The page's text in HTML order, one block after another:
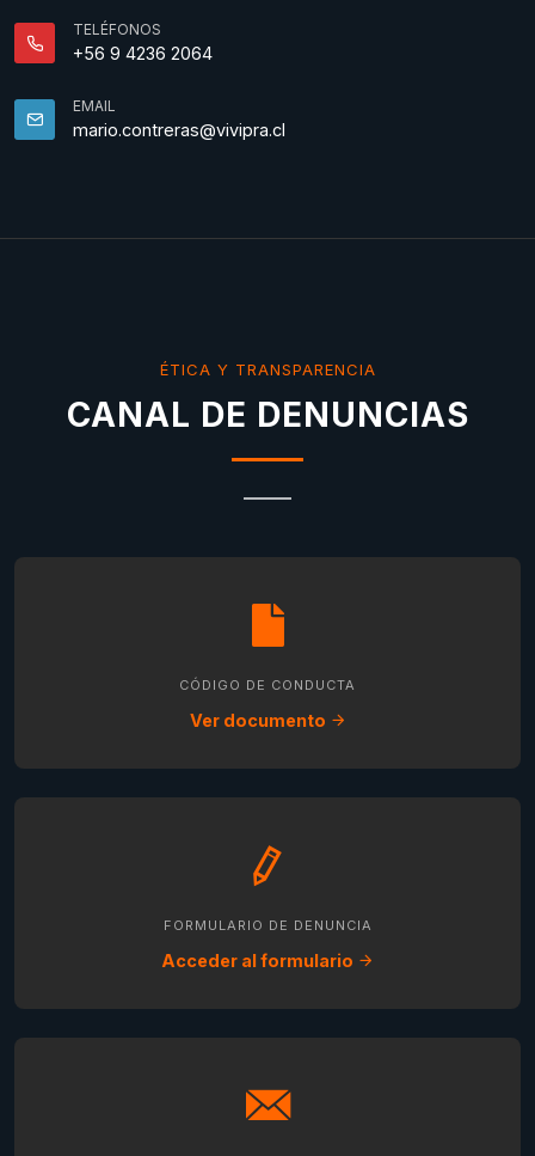
TELÉFONOS
+56 9 4236 2064
EMAIL
mario.contreras@vivipra.cl
ÉTICA Y TRANSPARENCIA
CANAL DE DENUNCIAS
CÓDIGO DE CONDUCTA
Ver documento
FORMULARIO DE DENUNCIA
Acceder al formulario